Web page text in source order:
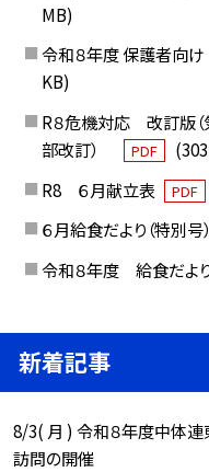
MB)
令和８年度 保護者向
KB)
R８危機対応 改訂版
部改訂）
PDF
R8 ６月献立表
PDF
６月給食だより（特別号）
令和８年度 給食だよ
新着記事
8/3( 月 ) 令和８年度中体連
訪問の開催